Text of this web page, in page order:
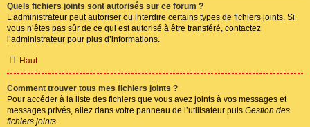
Quels fichiers joints sont autorisés sur ce forum ?
L’administrateur peut autoriser ou interdire certains types de fichiers joints. Si
vous n’êtes pas sûr de ce qui est autorisé à être transféré, contactez
l’administrateur pour plus d’informations.
Haut
Comment trouver tous mes fichiers joints ?
Pour accéder à la liste des fichiers que vous avez joints à vos messages et
messages privés, allez dans votre panneau de l’utilisateur puis Gestion des
fichiers joints.